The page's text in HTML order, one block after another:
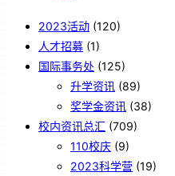
2023活动 (120)
人才招募 (1)
国际事务处 (125)
升学资讯 (89)
奖学金资讯 (38)
校内资讯总汇 (709)
110校庆 (9)
2023科学营 (19)